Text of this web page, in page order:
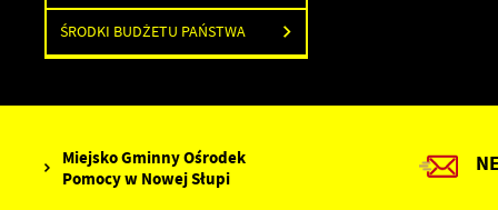
ŚRODKI BUDŻETU PAŃSTWA
Miejsko Gminny Ośrodek
Pomocy w Nowej Słupi